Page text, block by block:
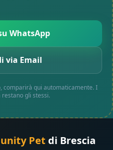
WhatsApp
via Email
comparirà qui automaticamente. I
gli stessi.
Pet di Brescia